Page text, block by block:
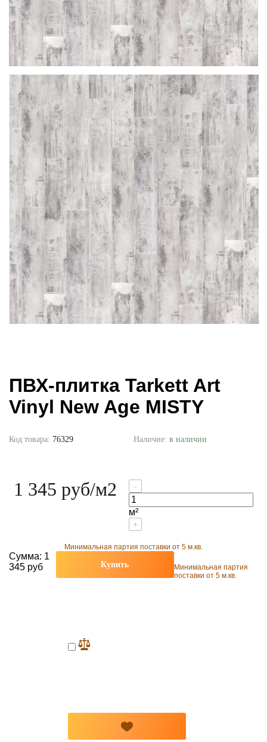
ПВХ-плитка Tarkett Art
Vinyl New Age MISTY
Код товара: 76329 Наличие: в наличии
1 345 руб/м2 -
м²
+
Минимальная партия поставки от 5 м.кв.
Сумма: 1
345 руб
Купить
Минимальная партия
поставки от 5 м.кв.